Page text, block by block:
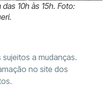
10h às 15h. Foto:
a mudanças.
no site dos